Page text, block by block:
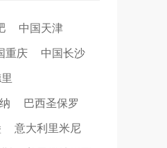
中国天津
重庆 中国长沙
巴西圣保罗
意大利里米尼